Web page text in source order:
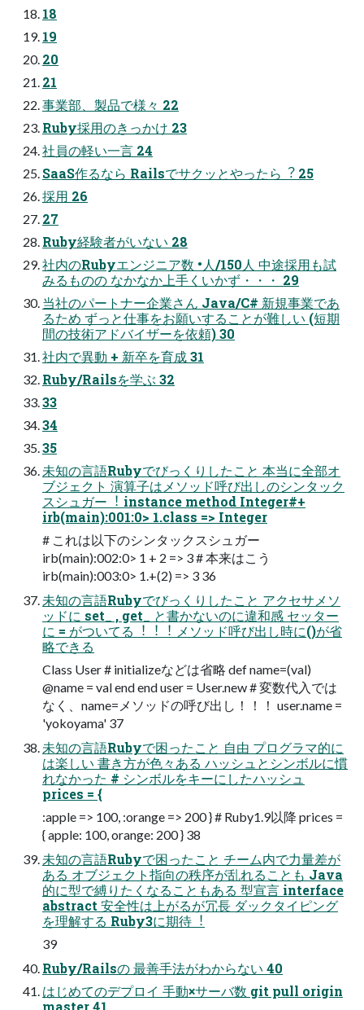
18
19
20
21
事業部、製品で様々 22
Ruby採⽤のきっかけ 23
社員の軽い⼀⾔ 24
SaaS作るなら Railsでサクッとやったら︖ 25
採⽤ 26
27
Ruby経験者がいない 28
社内のRubyエンジニア数 •⼈/150⼈ 中途採⽤も試
みるものの なかなか上⼿くいかず・・・ 29
当社のパートナー企業さん Java/C# 新規事業であ
るため ずっと仕事をお願いすることが難しい (短期
間の技術アドバイザーを依頼) 30
社内で異動 + 新卒を育成 31
Ruby/Railsを学ぶ 32
33
34
35
未知の⾔語Rubyでびっくりしたこと 本当に全部オ
ブジェクト 演算⼦はメソッド呼び出しのシンタック
スシュガー︕ instance method Integer#+
irb(main):001:0> 1.class => Integer
# これは以下のシンタックスシュガー
irb(main):002:0> 1 + 2 => 3 # 本来はこう
irb(main):003:0> 1.+(2) => 3 36
未知の⾔語Rubyでびっくりしたこと アクセサメソ
ッドに set_ , get_ と書かないのに違和感 セッター
に = がついてる︕︕︕ メソッド呼び出し時に()が省
略できる
Class User # initializeなどは省略 def name=(val)
@name = val end end user = User.new # 変数代入では
なく、name=メソッドの呼び出し！！！ user.name =
'yokoyama' 37
未知の⾔語Rubyで困ったこと ⾃由 プログラマ的に
は楽しい 書き⽅が⾊々ある ハッシュとシンボルに慣
れなかった # シンボルをキーにしたハッシュ
prices = {
:apple => 100, :orange => 200 } # Ruby1.9以降 prices =
{ apple: 100, orange: 200 } 38
未知の⾔語Rubyで困ったこと チーム内で⼒量差が
ある オブジェクト指向の秩序が乱れることも Java
的に型で縛りたくなることもある 型宣⾔ interface
abstract 安全性は上がるが冗⻑ ダックタイピング
を理解する Ruby3に期待︕
39
Ruby/Railsの 最善⼿法がわからない 40
はじめてのデプロイ ⼿動×サーバ数 git pull origin
master 41